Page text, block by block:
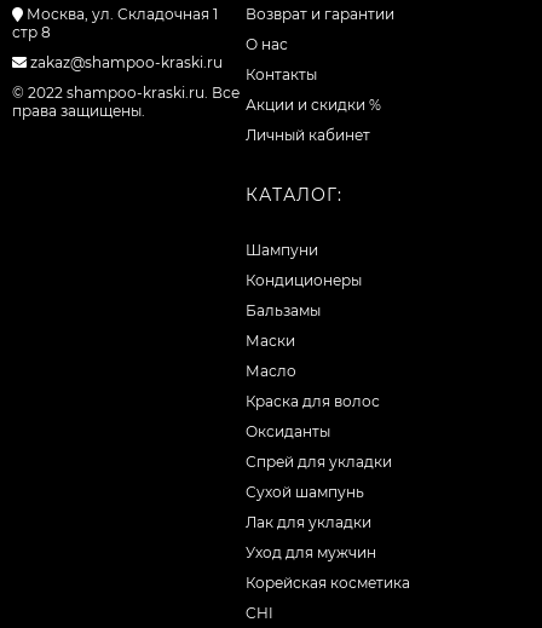
Москва, ул. Складочная 1
стр 8
zakaz@shampoo-kraski.ru
© 2022 shampoo-kraski.ru. Все
права защищены.
Возврат и гарантии
О нас
Контакты
Акции и скидки %
Личный кабинет
КАТАЛОГ:
Шампуни
Кондиционеры
Бальзамы
Маски
Масло
Краска для волос
Оксиданты
Спрей для укладки
Сухой шампунь
Лак для укладки
Уход для мужчин
Корейская косметика
CHI